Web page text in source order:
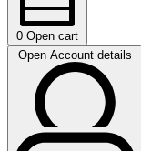
0 Open cart
Open Account details